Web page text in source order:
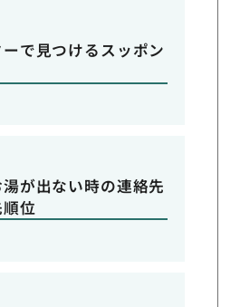
で見つけるスッポン
が出ない時の連絡先
位